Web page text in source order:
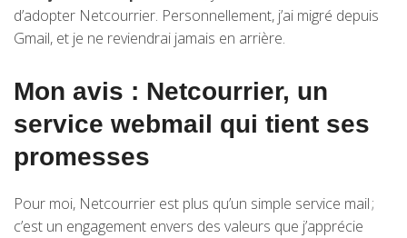
d’adopter Netcourrier. Personnellement, j’ai migré depuis
Gmail, et je ne reviendrai jamais en arrière.
Mon avis : Netcourrier, un
service webmail qui tient ses
promesses
Pour moi, Netcourrier est plus qu’un simple service mail ;
c’est un engagement envers des valeurs que j’apprécie